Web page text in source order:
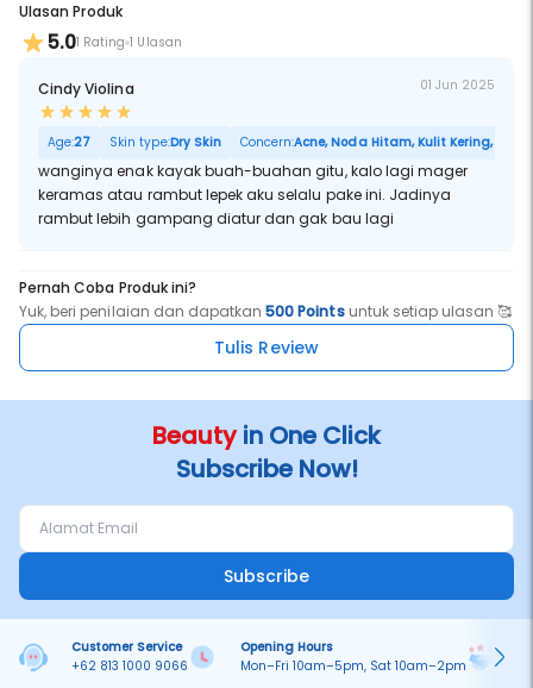
Ulasan Produk
5.01 Rating 1 Ulasan
Cindy Violina 01 Jun 2025
Age:27 Skin type:Dry Skin Concern:Acne, Noda Hitam, Kulit Kering,
wanginya enak kayak buah-buahan gitu, kalo lagi mager
keramas atau rambut lepek aku selalu pake ini. Jadinya
rambut lebih gampang diatur dan gak bau lagi
Pernah Coba Produk ini?
Yuk, beri penilaian dan dapatkan500 Pointsuntuk setiap ulasan 🥰
Tulis Review
Beautyin One Click
Subscribe Now!
Subscribe
Customer Service
+62 813 1000 9066
Opening Hours
Mon–Fri 10am–5pm, Sat 10am–2pm